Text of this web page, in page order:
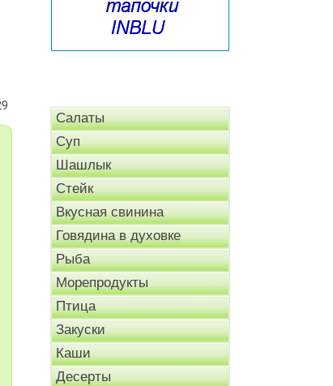
Салаты
Суп
Шашлык
Стейк
Вкусная свинина
Говядина в духовке
Рыба
Морепродукты
Птица
Закуски
Каши
Десерты